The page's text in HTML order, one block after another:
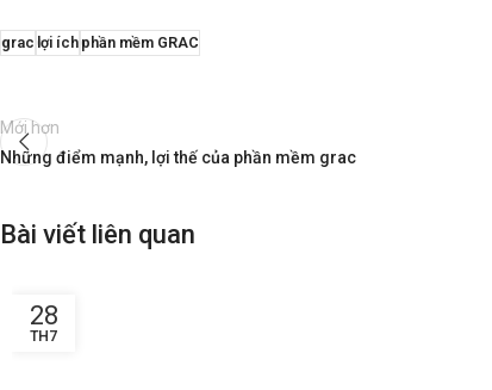
grac lợi íchphần mềm GRAC
Mới hơn
Những điểm mạnh, lợi thế của phần mềm grac
Bài viết liên quan
28
TH7